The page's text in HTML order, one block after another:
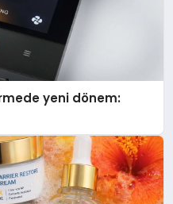
yeni dönem: